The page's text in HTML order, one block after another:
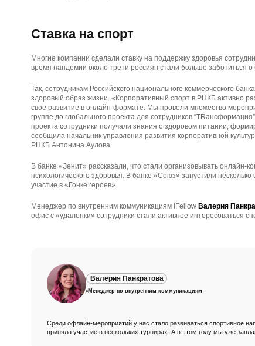
Ставка на спорт
Многие компании сделали ставку на поддержку здоровья
время пандемии около трети россиян стали больше заботиться о
Так, сотрудникам Российского национального коммерческого
здоровый образ жизни. «Корпоративный спорт в РНКБ активно
свое развитие в онлайн-формате. Мы провели множество
группе до глобального проекта для сотрудников
проекта сотрудники получали знания о здоровом питании,
сообщила начальник управления развития корпоративной
РНКБ Антонина Аулова.
В банке «Зенит» рассказали, что стали организовывать онлайн-
психологического здоровья. В банке «Союз» запустили
участие в «Гонке героев».
Менеджер по внутренним коммуникациям iFellow Валерия
офис с «удаленки» сотрудники стали активнее интересоваться
Валерия Панкратова
Менеджер по внутренним коммуникациям
Среди офлайн-мероприятий у нас стало развиваться спортивное
приняла участие в нескольких турнирах. А в этом году мы уже